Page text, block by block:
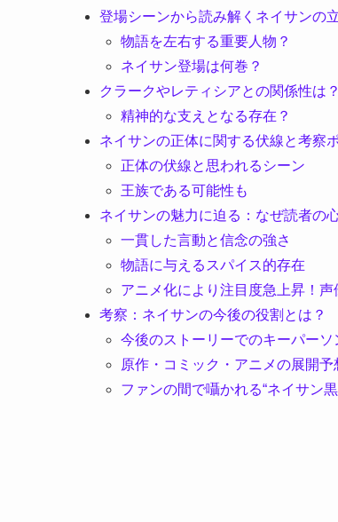
登場シーンから読み解くネイサンの
物語を左右する重要人物？
ネイサン登場は何巻？
クラークやレティシアとの関係性は？
精神的な支えとなる存在？
ネイサンの正体に関する伏線と考察
正体の伏線と思われるシーン
王族である可能性も
ネイサンの魅力に迫る：なぜ読者の
一貫した言動と信念の強さ
物語に与えるスパイス的存在
アニメ化により注目度急上昇！
考察：ネイサンの今後の役割とは？
今後のストーリーでのキーパーソ
原作・コミック・アニメの展開予
ファンの間で囁かれる“ネイサン